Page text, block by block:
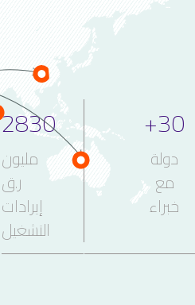
المحركات البحرية ولوازمها
ملاحة لإصلاح وتصنيع السفن
30
+
دولة
مع
خبراء
2830
مليون
ر.ق
إيرادات
التشغيل